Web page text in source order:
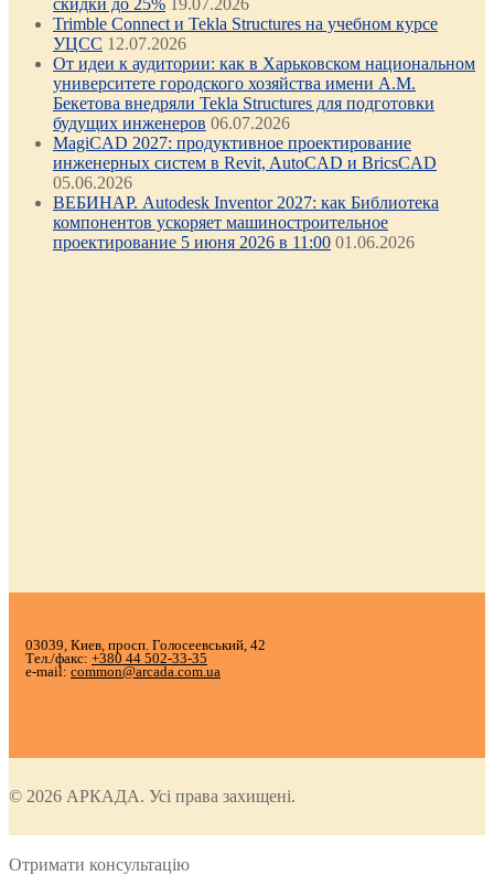
Trimble Connect и Tekla Structures на учебном курсе
УЦСС 12.07.2026
От идеи к аудитории: как в Харьковском национальном
университете городского хозяйства имени А.М.
Бекетова внедряли Tekla Structures для подготовки
будущих инженеров 06.07.2026
MagiCAD 2027: продуктивное проектирование
инженерных систем в Revit, AutoCAD и BricsCAD
05.06.2026
ВЕБИНАР. Autodesk Inventor 2027: как Библиотека
компонентов ускоряет машиностроительное
проектирование 5 июня 2026 в 11:00 01.06.2026
03039, Киев, просп. Голосеевський, 42
Тел./факс: +380 44 502-33-35
e-mail: common@arcada.com.ua
© 2026 АРКАДА. Усі права захищені.
Отримати консультацію